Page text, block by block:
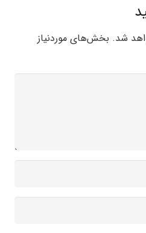
شد. بخش‌های موردنیاز